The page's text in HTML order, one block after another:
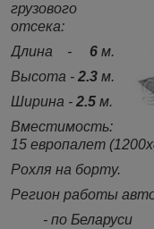
грузового
отсека:
Длина - 6 м.
Высота - 2.3 м.
Ширина - 2.5 м.
Вместимость:
15 европалет
Рохля на борту.
Регион работы
- по Беларуси